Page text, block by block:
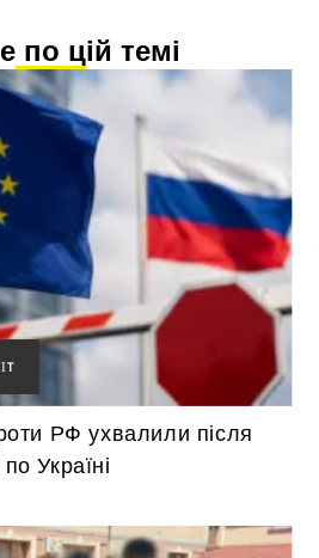
по цій темі
РФ ухвалили після
Україні